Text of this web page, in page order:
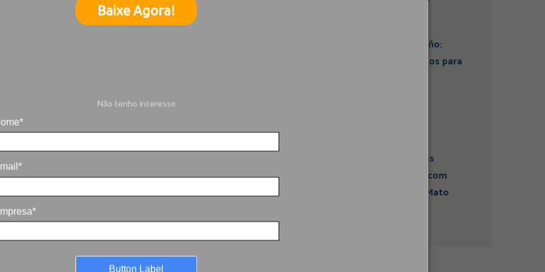
Baixe Agora!
Não tenho interesse
Button Label
Artigo: Super El Niño:
estamos preparados para
atividades sísmicas
fortalece diálogo com
comunidades em Mato